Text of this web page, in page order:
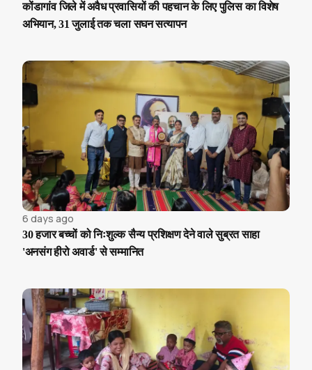
कोंडागांव जिले में अवैध प्रवासियों की पहचान के लिए पुलिस का विशेष
अभियान, 31 जुलाई तक चला सघन सत्यापन
6 days ago
30 हजार बच्चों को निःशुल्क सैन्य प्रशिक्षण देने वाले सुब्रत साहा
'अनसंग हीरो अवार्ड' से सम्मानित